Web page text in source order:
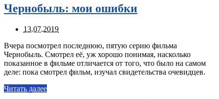
Чернобыль: мои ошибки
13.07.2019
Вчера посмотрел последнюю, пятую серию фильма
Чернобыль. Смотрел её, уж хорошо понимая, насколько
показанное в фильме отличается от того, что было на самом
деле: пока смотрел фильм, изучал свидетельства очевидцев.
Читать далее